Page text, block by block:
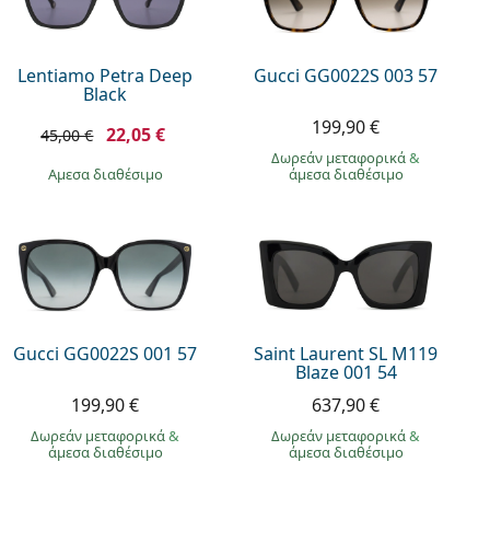
Lentiamo Petra Deep
Black
45,00 € 22,05 €
άμεσα διαθέσιμο
Gucci GG0022S 003 57
199,90 €
Δωρεάν μεταφορικά&
άμεσα διαθέσιμο
Gucci GG0022S 001 57
199,90 €
Δωρεάν μεταφορικά&
άμεσα διαθέσιμο
Saint Laurent SL M119
Blaze 001 54
637,90 €
Δωρεάν μεταφορικά&
άμεσα διαθέσιμο